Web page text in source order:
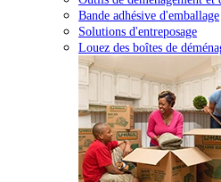
Bande adhésive d'emballage
Solutions d'entreposage
Louez des boîtes de